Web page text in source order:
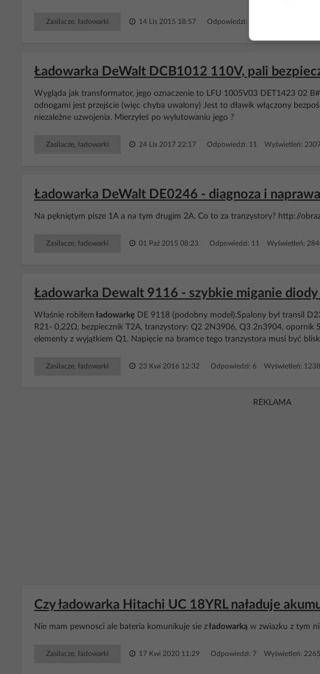
Zasilacze, ładowarki 14 Lis 2015 18:57 Odpowiedzi: 4 Wyświetleń: 1851
Ładowarka DeWalt DCB1012 110V, pali
Wygląda jak transformator, jego oznaczenie to LFU 1005V03 DET1423 02
odnogami jest przejście (więc chyba uwalony) Jest to dławik włączony
niezależne uzwojenia. Mierzyłeś po wylutowaniu jego ?
Zasilacze, ładowarki 24 Lis 2017 22:17 Odpowiedzi: 11 Wyświetleń: 2307
Ładowarka DeWalt DE0246 - diagnoza i
Na pękniętym pisze 1A a na tym drugim 2A. Co to za tranzystory? http://
Zasilacze, ładowarki 01 Paź 2015 08:23 Odpowiedzi: 11 Wyświetleń:
Ładowarka Dewalt 9116 - szybkie miganie diody
Właśnie robiłem ładowarkę DE 9118 (podobny model).Spalony był transil
R21- 0,22Ω, bezpiecznik T2A, tranzystory: Q2 2N3906, Q3 2n3904, opornik
elementy z wyjątkiem Q1. Napięcie na bramce tego tranzystora musi być
Zasilacze, ładowarki 23 Kwi 2016 12:32 Odpowiedzi: 6 Wyświetleń:
REKLAMA
Czy ładowarka Hitachi UC 18YRL naładuje
Nie mam pewnosci ale bateria komunikuje sie zładowarką w zwiazku z tym
Zasilacze, ładowarki 17 Kwi 2020 11:29 Odpowiedzi: 7 Wyświetleń: 2265